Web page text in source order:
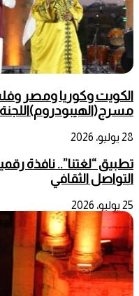
الكويت وكوريا ومصر
28 يوليو، 2026
تطبيق “لغتنا”.. نافذة
التواصل الثقافي
25 يوليو، 2026